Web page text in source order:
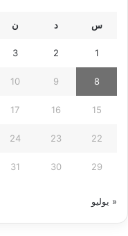
س د ن
1
2
3
8
9
10
15
16
17
22
23
24
29
30
31
« يوليو